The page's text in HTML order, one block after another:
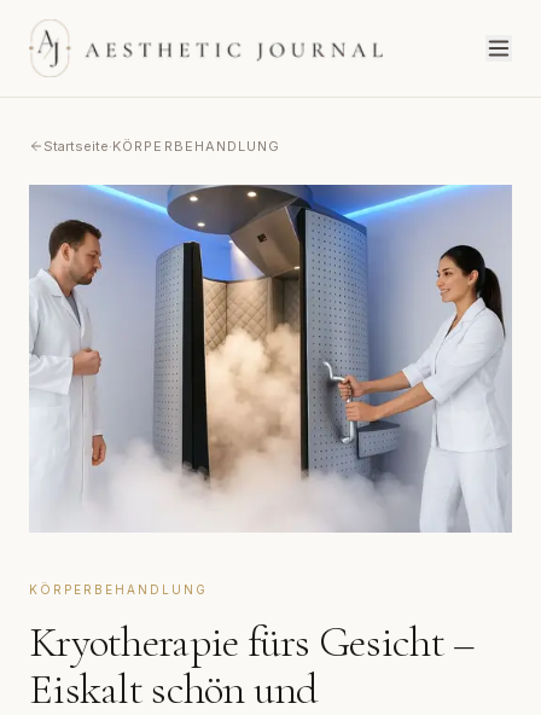
Startseite·KÖRPERBEHANDLUNG
KÖRPERBEHANDLUNG
Kryotherapie fürs Gesicht –
Eiskalt schön und